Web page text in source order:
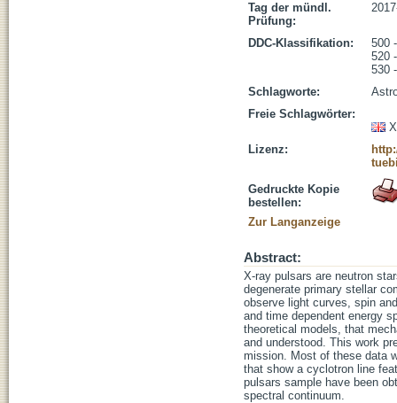
Tag der mündl.
Prüfung:
DDC-Klassifikation:
500
520
530
Schlagworte:
Freie Schlagwörter:
Lizenz:
Gedruckte Kopie
bestellen:
Zur Langanzeige
Abstract:
X-ray pulsars are neutron
degenerate primary stellar
observe light curves, spin
and time dependent energy
theoretical models, that
and understood. This work
mission. Most of these data
that show a cyclotron line
pulsars sample have been
spectral continuum.